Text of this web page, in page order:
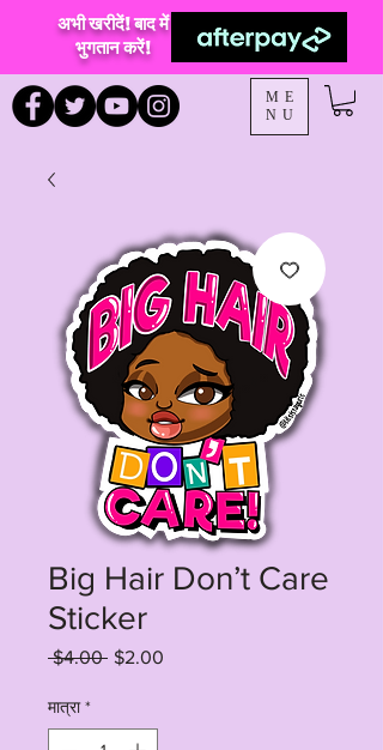
अभी खरीदें! बाद में
भुगतान करें!
ME
NU
Big Hair Don’t Care
Sticker
$4.00 नियमित
$2.00
मात्रा *